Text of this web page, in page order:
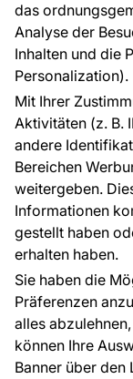
das
Analyse der
Inhalten und die
Personalization).
Mit Ihrer
Aktivitäten (z. B.
andere
Bereichen
weitergeben.
Informationen
gestellt haben
erhalten haben.
Sie haben die
Präferenzen
alles
können Ihre
Banner über den
FÜR SIE
Blog
EU-Projekte
Ratschläge und
FAQ
Kontakt
Haben Sie
und beraten Sie
+49 781